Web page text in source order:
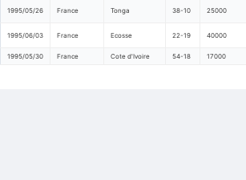
1995/05/26 France Tonga 38-10 25000
1995/06/03 France Ecosse 22-19 40000
1995/05/30 France Cote d'Ivoire 54-18 17000